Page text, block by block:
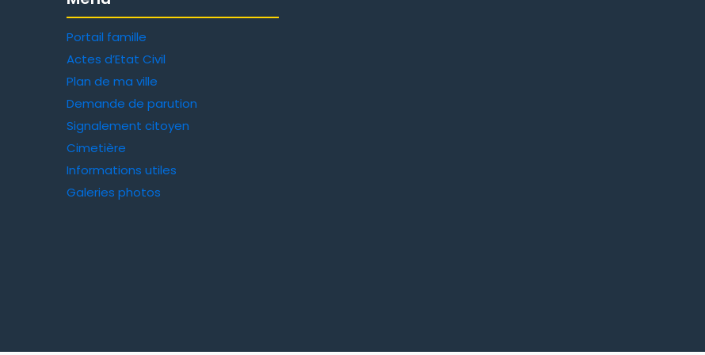
Portail famille
Actes d’Etat Civil
Plan de ma ville
Demande de parution
Signalement citoyen
Cimetière
Informations utiles
Galeries photos